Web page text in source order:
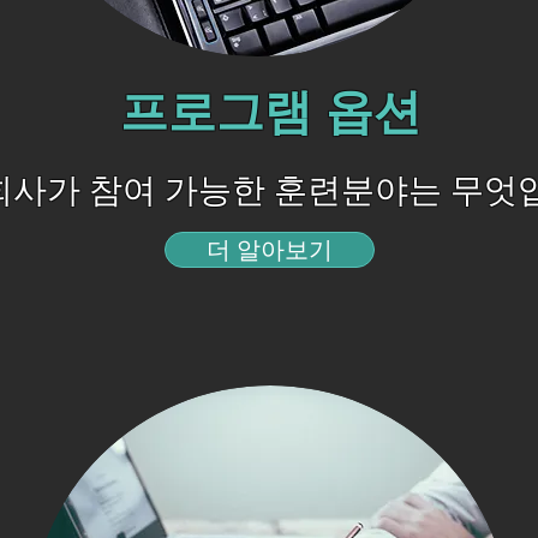
프로그램 옵션
사가 참여 가능한 훈련분야는 무엇
더 알아보기